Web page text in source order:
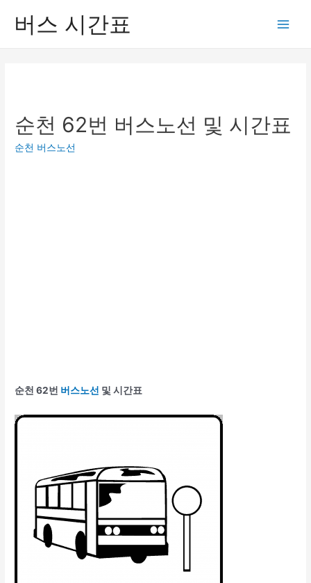
버스 시간표
순천 62번 버스노선 및 시간표
순천 버스노선
순천 62번 버스노선 및 시간표